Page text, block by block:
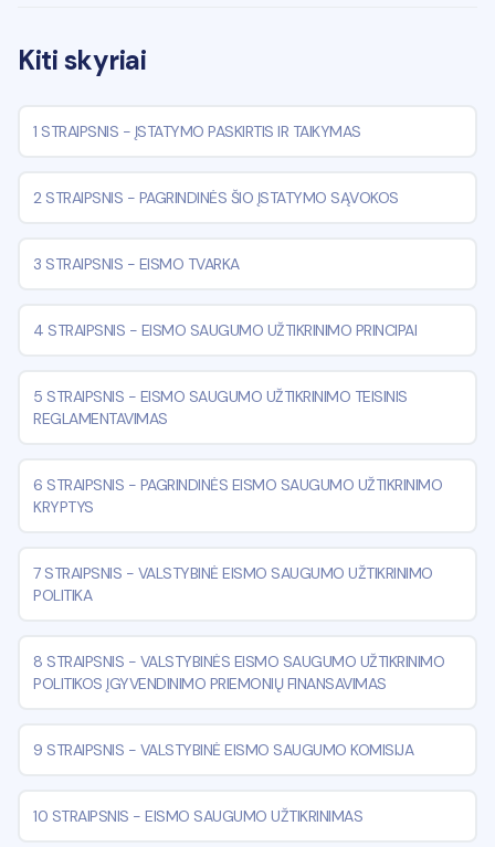
Kiti skyriai
1 STRAIPSNIS - ĮSTATYMO PASKIRTIS IR TAIKYMAS
2 STRAIPSNIS - PAGRINDINĖS ŠIO ĮSTATYMO SĄVOKOS
3 STRAIPSNIS - EISMO TVARKA
4 STRAIPSNIS - EISMO SAUGUMO UŽTIKRINIMO PRINCIPAI
5 STRAIPSNIS - EISMO SAUGUMO UŽTIKRINIMO TEISINIS
REGLAMENTAVIMAS
6 STRAIPSNIS - PAGRINDINĖS EISMO SAUGUMO UŽTIKRINIMO
KRYPTYS
7 STRAIPSNIS - VALSTYBINĖ EISMO SAUGUMO UŽTIKRINIMO
POLITIKA
8 STRAIPSNIS - VALSTYBINĖS EISMO SAUGUMO UŽTIKRINIMO
POLITIKOS ĮGYVENDINIMO PRIEMONIŲ FINANSAVIMAS
9 STRAIPSNIS - VALSTYBINĖ EISMO SAUGUMO KOMISIJA
10 STRAIPSNIS - EISMO SAUGUMO UŽTIKRINIMAS